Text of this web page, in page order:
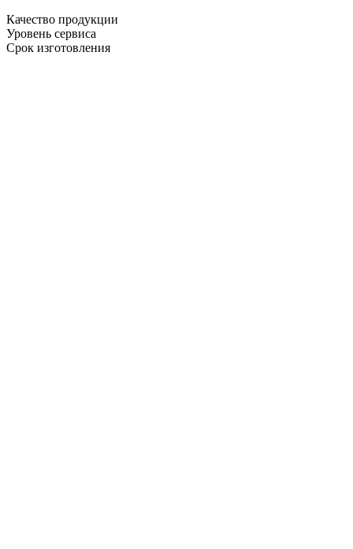
Качество продукции
Уровень сервиса
Срок изготовления